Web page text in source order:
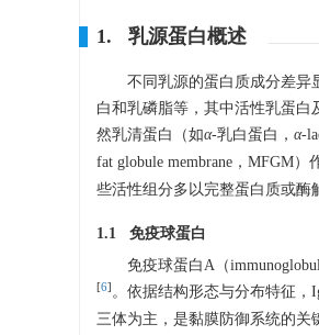
1. 乳源蛋白概述
不同乳源的蛋白质成分差异
白和乳磷脂等，其中活性乳蛋白
然乳清蛋白（如α-乳白蛋白， α-
fat globule membrane，MFGM
些活性组分多以完整蛋白质或酶
1.1 免疫球蛋白
免疫球蛋白A（
[6] 。依据结构形态与分布特征
三体为主，是黏膜防御系统的关